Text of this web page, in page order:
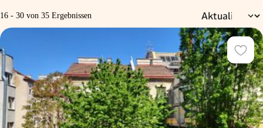
16 - 30 von 35 Ergebnissen